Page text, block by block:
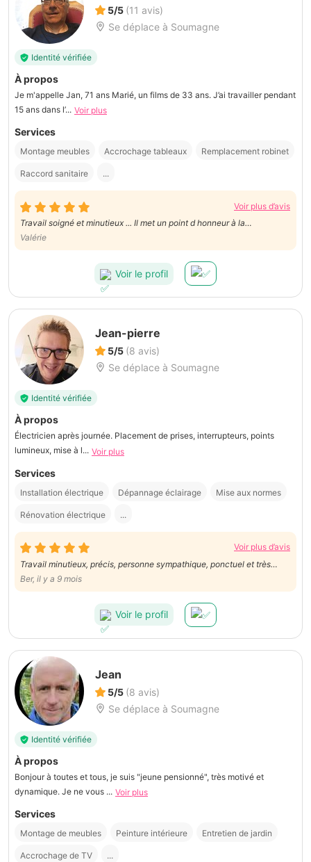
5/5 (11 avis)
Se déplace à Soumagne
Identité vérifiée
À propos
Je m'appelle Jan, 71 ans Marié, un films de 33 ans. J’ai travailler pendant
15 ans dans l’... Voir plus
Services
Montage meubles Accrochage tableaux Remplacement robinet
Raccord sanitaire ...
Voir plus d’avis
Travail soigné et minutieux ... Il met un point d honneur à la
Valérie
Voir le profil
Jean-pierre
5/5 (8 avis)
Se déplace à Soumagne
Identité vérifiée
À propos
Électricien après journée. Placement de prises, interrupteurs, points
lumineux, mise à l... Voir plus
Services
Installation électrique Dépannage éclairage Mise aux normes
Rénovation électrique ...
Voir plus d’avis
Travail minutieux, précis, personne sympathique, ponctuel et très
efficace. A Conseiller sans Hésitation 😊
Ber, il y a 9 mois
Voir le profil
Jean
5/5 (8 avis)
Se déplace à Soumagne
Identité vérifiée
À propos
Bonjour à toutes et tous, je suis "jeune pensionné", très motivé et
dynamique. Je ne vous ... Voir plus
Services
Montage de meubles Peinture intérieure Entretien de jardin
Accrochage de TV ...